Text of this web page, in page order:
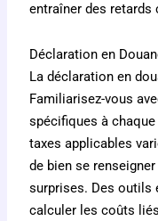
entraîner des retards
Déclaration en
La déclaration en
Familiarisez-vous
spécifiques à
taxes applicables
de bien se
surprises. Des outils
calculer les coûts